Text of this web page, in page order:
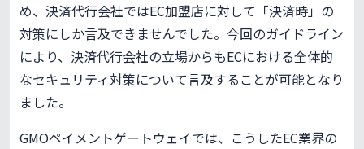
め、決済代行会社ではEC加盟店に対して「決済時」の
対策にしか言及できませんでした。今回のガイドライン
により、決済代行会社の立場からもECにおける全体的
なセキュリティ対策について言及することが可能となり
ました。
GMOペイメントゲートウェイでは、こうしたEC業界の